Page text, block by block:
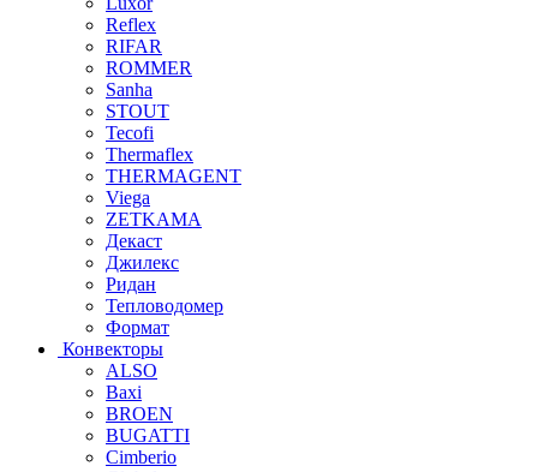
Reflex
RIFAR
ROMMER
Sanha
STOUT
Tecofi
Thermaflex
THERMAGENT
Viega
ZETKAMA
Декаст
Джилекс
Ридан
Тепловодомер
Формат
Конвекторы
ALSO
Baxi
BROEN
BUGATTI
Cimberio